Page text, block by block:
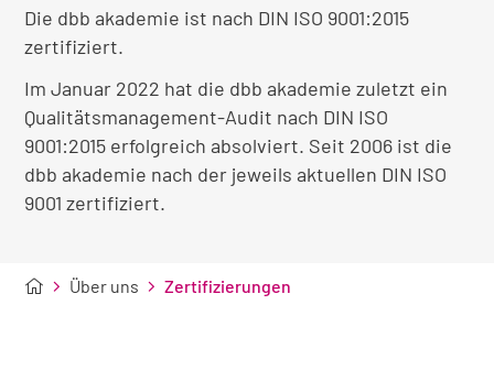
Die dbb akademie ist nach DIN ISO 9001:2015
zertifiziert.
Im Januar 2022 hat die dbb akademie zuletzt ein
Qualitätsmanagement-Audit nach DIN ISO
9001:2015 erfolgreich absolviert. Seit 2006 ist die
dbb akademie nach der jeweils aktuellen DIN ISO
9001 zertifiziert.
Über uns Zertifizierungen